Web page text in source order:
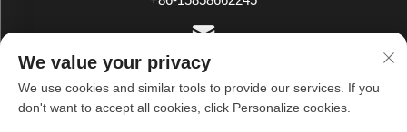
[email protected]
We value your privacy
We use cookies and similar tools to provide our services. If you
don't want to accept all cookies, click Personalize cookies.